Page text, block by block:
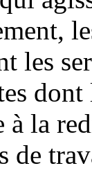
les
dont
à la
de